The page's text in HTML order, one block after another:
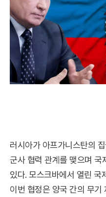
러시아가 아프가니스탄의
군사 협력 관계를 맺으며 국
있다. 모스크바에서 열린 국
이번 협정은 양국 간의 무기